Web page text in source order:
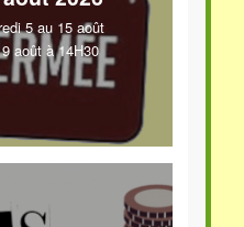
5 au 15 août
août à 14H30